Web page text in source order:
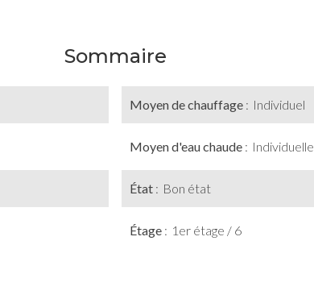
Sommaire
Moyen de chauffage Individuel
Moyen d'eau chaude Individuelle
État Bon état
Étage 1er étage / 6